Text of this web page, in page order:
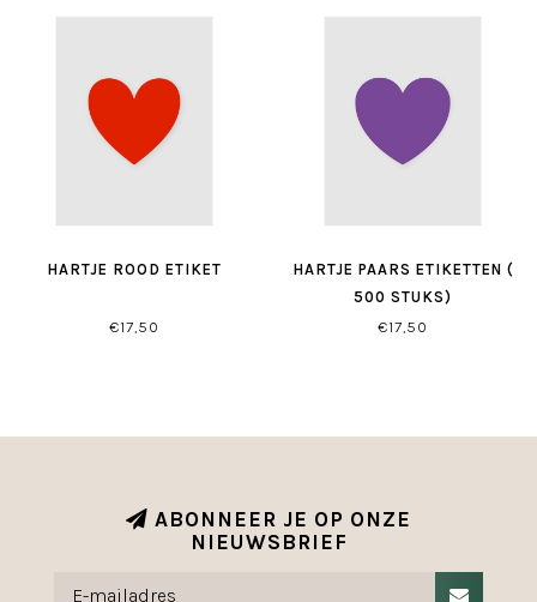
HARTJE ROOD ETIKET
€17,50
HARTJE PAARS ETIKETTEN (
500 STUKS)
€17,50
ABONNEER JE OP ONZE
NIEUWSBRIEF